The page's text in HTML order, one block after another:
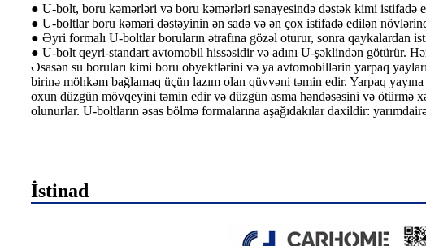
● U-bolt, boru kəmərləri və boru kəmərləri sənayesində dəstək kimi
● U-boltlar boru kəməri dəstəyinin ən sadə və ən çox istifadə edilən
● Əyri formalı U-boltlar boruların ətrafına gözəl oturur, sonra qaykalardan
● U-bolt qeyri-standart avtomobil hissəsidir və adını U-şəklindən götürür.
Əsasən su boruları kimi boru obyektlərini və ya avtomobillərin yarpaq
birinə möhkəm bağlamaq üçün lazım olan qüvvəni təmin edir. Yarpaq
oxun düzgün mövqeyini təmin edir və düzgün asma həndəsəsini və ötürmə
olunurlar. U-boltların əsas bölmə formalarına aşağıdakılar daxildir:
İstinad